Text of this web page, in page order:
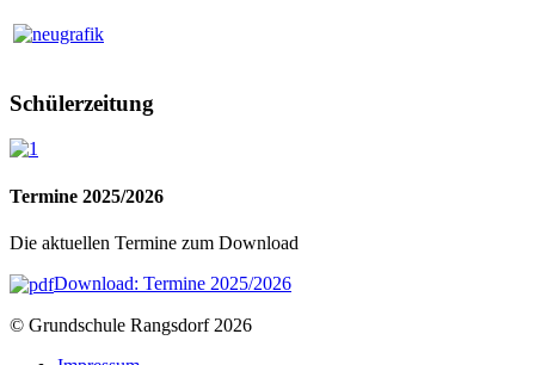
Schülerzeitung
Termine 2025/2026
Die aktuellen Termine zum Download
Download: Termine 2025/2026
© Grundschule Rangsdorf 2026